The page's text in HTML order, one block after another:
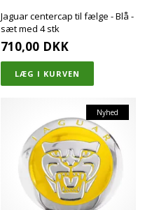
Jaguar centercap til fælge - Blå -
sæt med 4 stk
710,00 DKK
Nyhed